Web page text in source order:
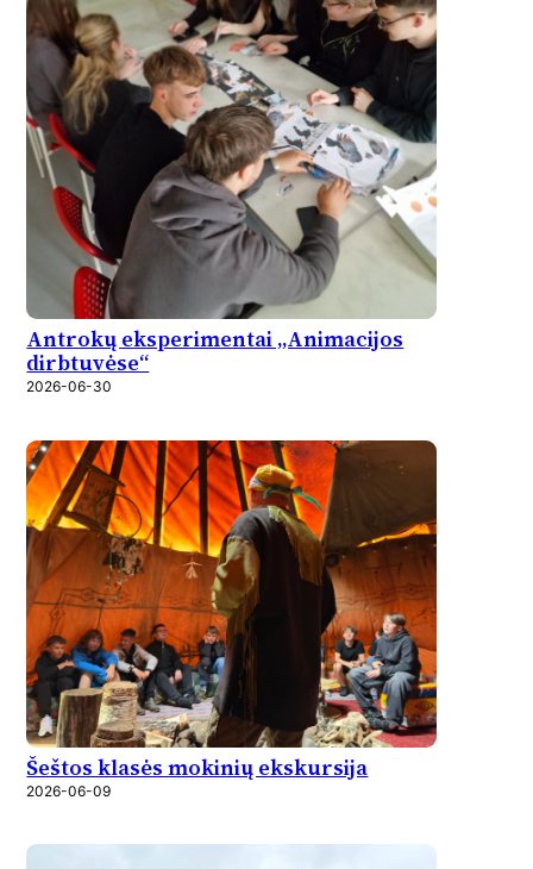
Antrokų eksperimentai „Animacijos
dirbtuvėse“
2026-06-30
Šeštos klasės mokinių ekskursija
2026-06-09